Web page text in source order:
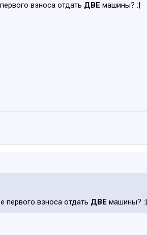
взноса отдать ДВЕ машины? :|
первого взноса отдать ДВЕ машины? :|